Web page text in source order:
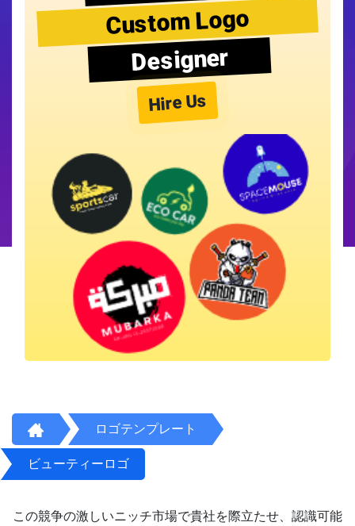
Custom Logo
Designer
Hire Us
ロゴテンプレート
ビューティーロゴ
この競争の激しいニッチ市場で貴社を際立たせ、認識可能